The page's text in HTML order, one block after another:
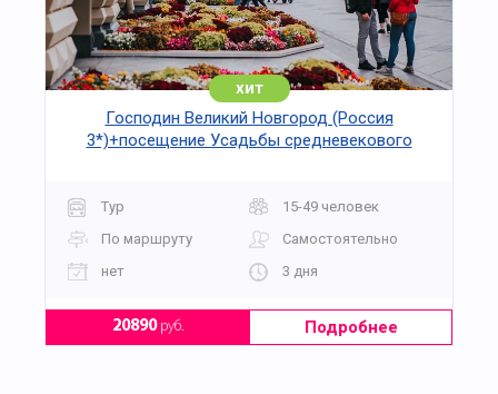
хит
Господин Великий Новгород (Россия
3*)+посещение Усадьбы средневекового
Тур
15-49 человек
По маршруту
Самостоятельно
нет
3 дня
20890руб. Подробнее